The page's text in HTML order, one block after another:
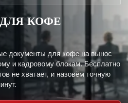
КОФЕ
документы для кофе на вынос
и кадровому блокам. Бесплатно
не хватает, и назовём точную